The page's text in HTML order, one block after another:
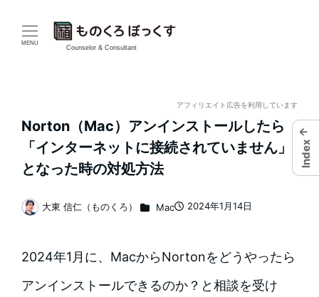
MENU
Counselor & Consultant
アフィリエイト広告を利用しています
Norton（Mac）アンインストールしたら
「インターネットに接続されていません」
となった時の対処方法
2024年1月14日
著
大東 信仁（ものくろ） カテゴリー
Mac
2024年1月に、MacからNortonをどうやったら
アンインストールできるのか？と相談を受け
←
Index